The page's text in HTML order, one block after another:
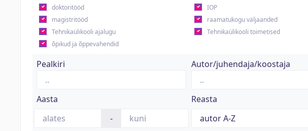
doktoritööd
IOP
magistritööd
raamatukogu väljaanded
Tehnikaülikooli ajalugu
Tehnikaülikooli toimetised
õpikud ja õppevahendid
Pealkiri Autor/juhendaja/koostaja
Aasta
-
Reasta